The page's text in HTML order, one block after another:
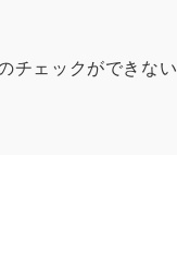
チェックができない